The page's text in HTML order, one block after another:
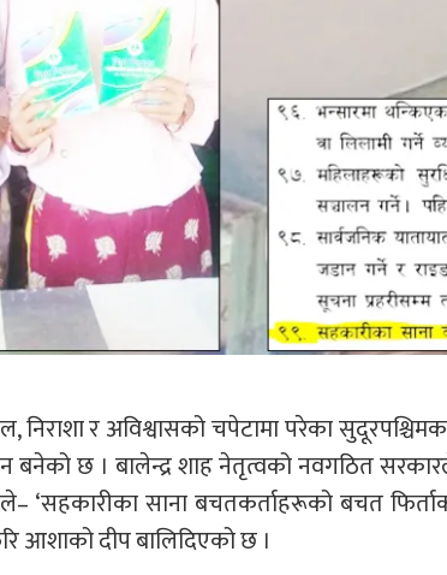
निराशा र अविश्वासको चपेटामा परेका
बनेको छ । बालेन्द्र शाह नेतृत्वको नवगठित
‘सहकारीका साना बचतकर्ताहरूको बचत
आशाको दीप बालिदिएको छ ।